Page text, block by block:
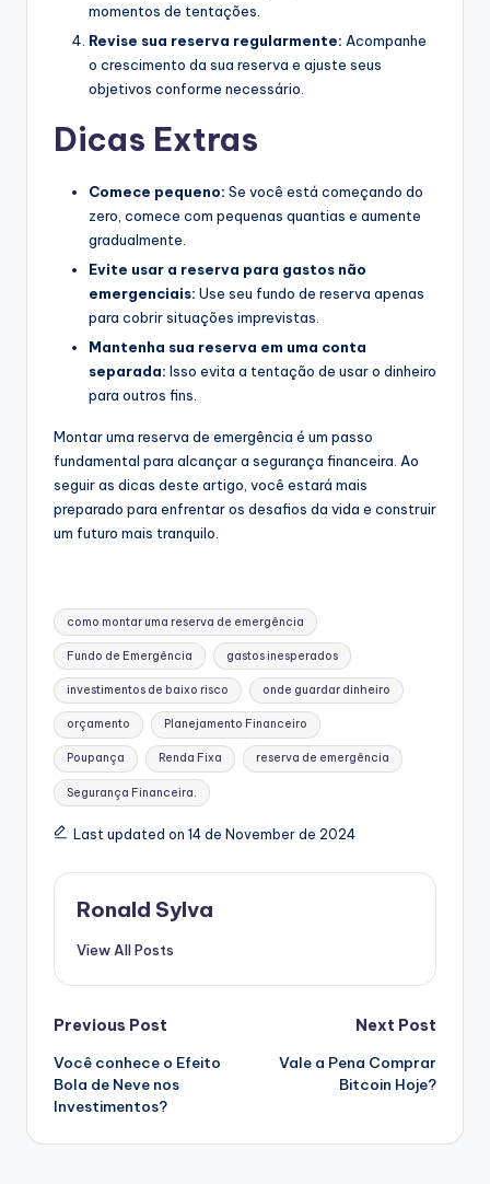
momentos de tentações.
Revise sua reserva regularmente: Acompanhe
o crescimento da sua reserva e ajuste seus
objetivos conforme necessário.
Dicas Extras
Comece pequeno: Se você está começando do
zero, comece com pequenas quantias e aumente
gradualmente.
Evite usar a reserva para gastos não
emergenciais: Use seu fundo de reserva apenas
para cobrir situações imprevistas.
Mantenha sua reserva em uma conta
separada: Isso evita a tentação de usar o dinheiro
para outros fins.
Montar uma reserva de emergência é um passo
fundamental para alcançar a segurança financeira. Ao
seguir as dicas deste artigo, você estará mais
preparado para enfrentar os desafios da vida e construir
um futuro mais tranquilo.
Tags:
como montar uma reserva de emergência
Fundo de Emergência gastos inesperados
investimentos de baixo risco onde guardar dinheiro
orçamento Planejamento Financeiro
Poupança Renda Fixa reserva de emergência
Segurança Financeira.
Last updated on 14 de November de 2024
Ronald Sylva
View All Posts
Post
navigation
Previous Post
Você conhece o Efeito
Bola de Neve nos
Investimentos?
Next Post
Vale a Pena Comprar
Bitcoin Hoje?